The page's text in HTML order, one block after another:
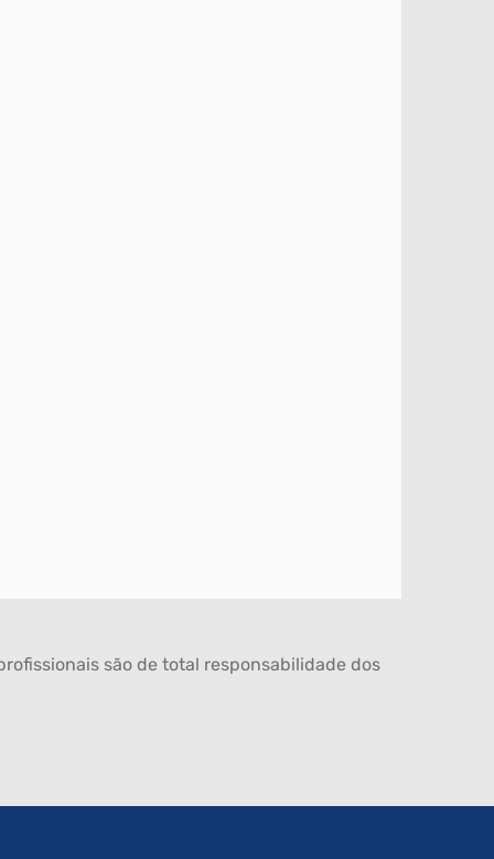
são de total responsabilidade dos